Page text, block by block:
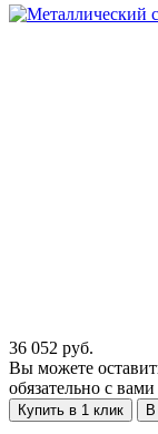
36 052 руб.
Вы можете
обязательно с
Купить в 1 клик В